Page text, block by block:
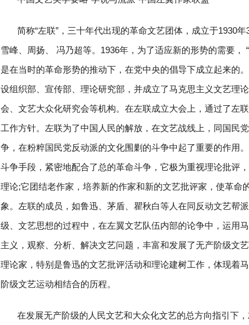
简称“左联”，三十年代出现的革命文艺团体，成立于1930
雪峰、周扬、 冯乃超等。1936年，为了适应新的形势的需要，
是在当时的革命形势的推动下，在党中央的倡导下成立起来的
设组织部、宣传部、理论研究部，并成立了马克思主义文艺理
会、文艺大众化研究会等机构。在左联成立大会上，通过了左
工作方针。左联为了中国人民的解放，在文艺战线上，同国民
争，在粉粹国民党反动派的文化围剿的斗争中起了重要的作用
斗争手段，紧密地配合了总的革命斗争，它极为重视理论批评
理论;它团结老作家，培养新的作家和新的文艺批评家，使革命
象。左联的成员，如鲁迅、茅盾、瞿秋白等人在同反动文艺帮
级、文艺思想的过程中，在左翼文艺队伍内部的论争中，运用
主义，观察、分析、解决文艺问题，丰富和发展了无产阶级文
理论家，特别是鲁迅的文艺批评活动和理论建树工作，体现着
阶级文艺运动相结合的历程。
在发展无产阶级的人民文艺和大众化文艺的总方向指引下